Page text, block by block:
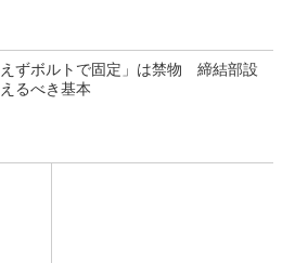
えずボルトで固定」は禁物 締結部設
るべき基本